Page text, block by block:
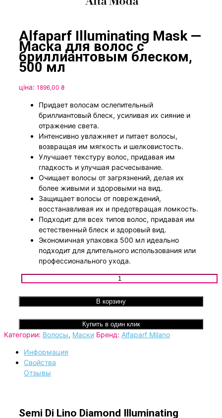
Alfaparf Illuminating Mask —
Маска для волос с
бриллиантовым блеском,
500 мл
ціна: 1896,00 ₴
Придает волосам ослепительный
бриллиантовый блеск, усиливая их сияние и
отражение света.
Интенсивно увлажняет и питает волосы,
возвращая им мягкость и шелковистость.
Улучшает текстуру волос, придавая им
гладкость и улучшая расчесывание.
Очищает волосы от загрязнений, делая их
более живыми и здоровыми на вид.
Защищает волосы от повреждений,
восстанавливая их и предотвращая ломкость.
Подходит для всех типов волос, придавая им
естественный блеск и здоровый вид.
Экономичная упаковка 500 мл идеально
подходит для длительного использования или
профессионального ухода.
Количество товара Alfaparf Illuminating Mask - Маска для
В корзину
Купить в один клик
Категории: Волосы, Маски Бренд: Alfaparf Milano
Информация
Свойства
Отзывы
Semi Di Lino Diamond Illuminating